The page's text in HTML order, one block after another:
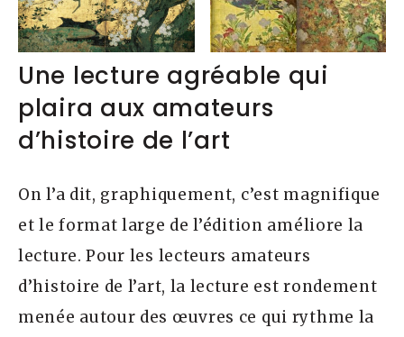
Une lecture agréable qui
plaira aux amateurs
d’histoire de l’art
On l’a dit, graphiquement, c’est magnifique
et le format large de l’édition améliore la
lecture. Pour les lecteurs amateurs
d’histoire de l’art, la lecture est rondement
menée autour des œuvres ce qui rythme la